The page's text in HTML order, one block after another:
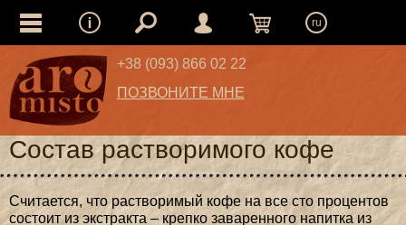
ru
+38 (093) 866 02 22
ПОЗВОНИТЕ МНЕ
Состав растворимого кофе
Считается, что растворимый кофе на все сто процентов
состоит из экстракта – крепко заваренного напитка из